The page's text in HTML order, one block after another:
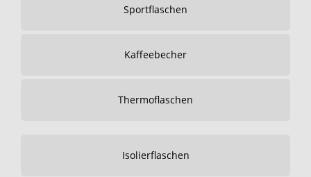
Sportflaschen
Kaffeebecher
Thermoflaschen
Isolierflaschen